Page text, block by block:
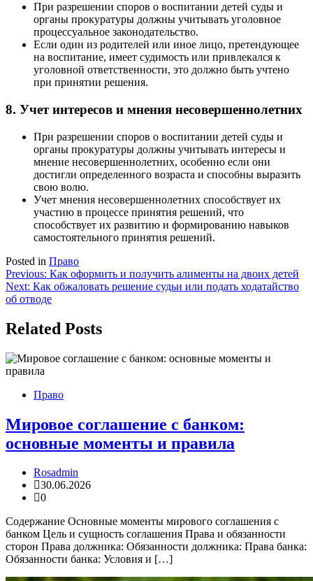
При разрешении споров о воспитании детей суды и
органы прокуратуры должны учитывать уголовное
процессуальное законодательство.
Если один из родителей или иное лицо, претендующее
на воспитание, имеет судимость или привлекался к
уголовной ответственности, это должно быть учтено
при принятии решения.
8. Учет интересов и мнения несовершеннолетних
При разрешении споров о воспитании детей суды и
органы прокуратуры должны учитывать интересы и
мнение несовершеннолетних, особенно если они
достигли определенного возраста и способны выразить
свою волю.
Учет мнения несовершеннолетних способствует их
участию в процессе принятия решений, что
способствует их развитию и формированию навыков
самостоятельного принятия решений.
Posted in Право
Навигация
по
Previous: Как оформить и получить алименты на двоих детей
Next: Как обжаловать решение судьи или подать ходатайство
об отводе
Related Posts
Право
Мировое соглашение с банком:
основные моменты и правила
Rosadmin
30.06.2026
0
Содержание Основные моменты мирового соглашения с
банком Цель и сущность соглашения Права и обязанности
сторон Права должника: Обязанности должника: Права банка:
Обязанности банка: Условия и […]